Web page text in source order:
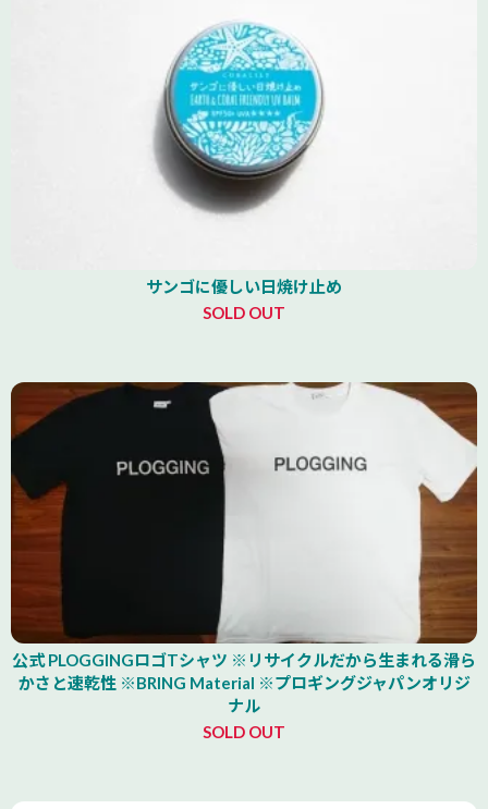
サンゴに優しい日焼け止め
SOLD OUT
公式 PLOGGINGロゴTシャツ ※リサイクルだから生まれる滑ら
かさと速乾性 ※BRING Material ※プロギングジャパンオリジ
ナル
SOLD OUT